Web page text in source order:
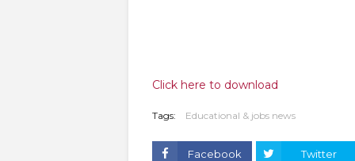
Click here to download
Tags: Educational & jobs news
Facebook Twitter